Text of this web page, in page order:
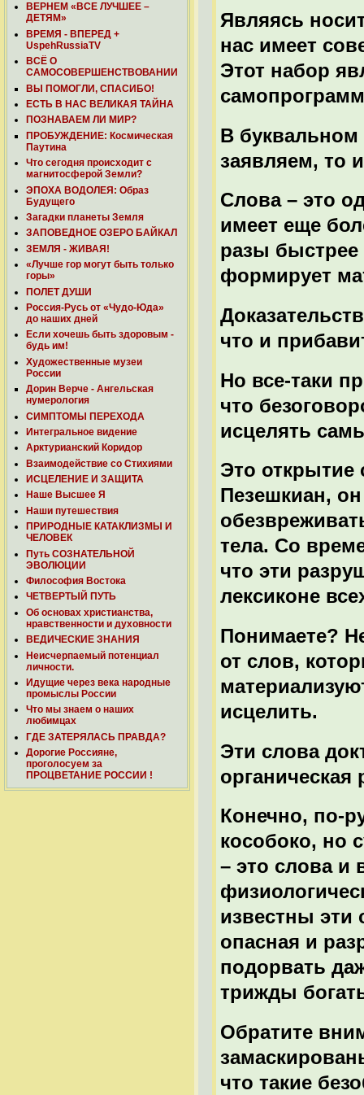
ВЕРНЕМ «ВСЕ ЛУЧШЕЕ –
ДЕТЯМ»
ВРЕМЯ - ВПЕРЕД +
UspehRussiaTV
ВСЁ О
САМОСОВЕРШЕНСТВОВАНИИ
ВЫ ПОМОГЛИ, СПАСИБО!
ЕСТЬ В НАС ВЕЛИКАЯ ТАЙНА
ПОЗНАВАЕМ ЛИ МИР?
ПРОБУЖДЕНИЕ: Космическая
Паутина
Что сегодня происходит с
магнитосферой Земли?
ЭПОХА ВОДОЛЕЯ: Образ
Будущего
Загадки планеты Земля
ЗАПОВЕДНОЕ ОЗЕРО БАЙКАЛ
ЗЕМЛЯ - ЖИВАЯ!
«Лучше гор могут быть только
горы»
ПОЛЕТ ДУШИ
Россия-Русь от «Чудо-Юда»
до наших дней
Если хочешь быть здоровым -
будь им!
Художественные музеи
России
Дорин Верче - Ангельская
нумерология
СИМПТОМЫ ПЕРЕХОДА
Интегральное видение
Арктурианский Коридор
Взаимодействие со Стихиями
ИСЦЕЛЕНИЕ И ЗАЩИТА
Наше Высшее Я
Наши путешествия
ПРИРОДНЫЕ КАТАКЛИЗМЫ И
ЧЕЛОВЕК
Путь СОЗНАТЕЛЬНОЙ
ЭВОЛЮЦИИ
Философия Востока
ЧЕТВЕРТЫЙ ПУТЬ
Об основах христианства,
нравственности и духовности
ВЕДИЧЕСКИЕ ЗНАНИЯ
Неисчерпаемый потенциал
личности.
Идущие через века народные
промыслы России
Что мы знаем о наших
любимцах
ГДЕ ЗАТЕРЯЛАСЬ ПРАВДА?
Дорогие Россияне,
проголосуем за
ПРОЦВЕТАНИЕ РОССИИ !
Являясь
нас имеет
Этот набор
В буквальном
заявляем, то
Слова – это
имеет еще
разы
формирует
что и
Но все-таки
что
исцелять
Это открытие
Пезешкиан,
тела. Со
что эти
лексиконе
Понимаете?
от слов,
исцелить.
Эти слова
органическая
Конечно, по-
кособоко, но
– это слова
известны эти
опасная и
подорвать
трижды
Обратите
что такие